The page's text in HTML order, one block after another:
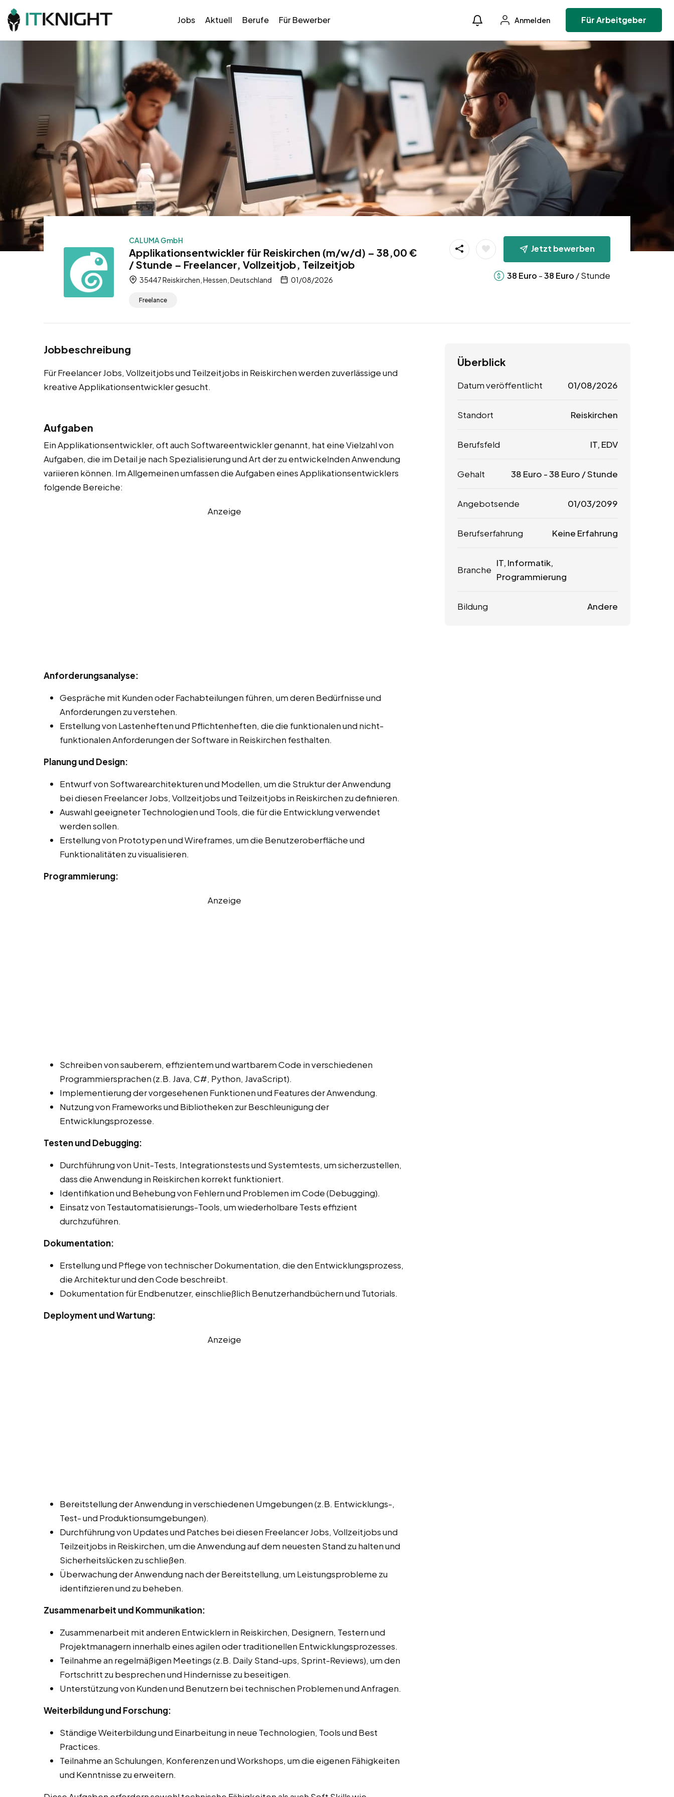
Jobs Aktuell Berufe Für Bewerber Anmelden Für Arbeitgeber
CALUMA GmbH
Applikationsentwickler für Reiskirchen (m/w/d) – 38,00 €
/ Stunde – Freelancer, Vollzeitjob, Teilzeitjob
35447 Reiskirchen, Hessen, Deutschland 01/08/2026
Freelance
Jetzt bewerben
38 Euro -38 Euro / Stunde
Jobbeschreibung
Für Freelancer Jobs, Vollzeitjobs und Teilzeitjobs in Reiskirchen werden zuverlässige und
kreative Applikationsentwickler gesucht.
Aufgaben
Ein Applikationsentwickler, oft auch Softwareentwickler genannt, hat eine Vielzahl von
Aufgaben, die im Detail je nach Spezialisierung und Art der zu entwickelnden Anwendung
variieren können. Im Allgemeinen umfassen die Aufgaben eines Applikationsentwicklers
folgende Bereiche:
Anzeige
Anforderungsanalyse:
Gespräche mit Kunden oder Fachabteilungen führen, um deren Bedürfnisse und
Anforderungen zu verstehen.
Erstellung von Lastenheften und Pflichtenheften, die die funktionalen und nicht-
funktionalen Anforderungen der Software in Reiskirchen festhalten.
Planung und Design:
Entwurf von Softwarearchitekturen und Modellen, um die Struktur der Anwendung
bei diesen Freelancer Jobs, Vollzeitjobs und Teilzeitjobs in Reiskirchen zu definieren.
Auswahl geeigneter Technologien und Tools, die für die Entwicklung verwendet
werden sollen.
Erstellung von Prototypen und Wireframes, um die Benutzeroberfläche und
Funktionalitäten zu visualisieren.
Programmierung:
Anzeige
Schreiben von sauberem, effizientem und wartbarem Code in verschiedenen
Programmiersprachen (z.B. Java, C#, Python, JavaScript).
Implementierung der vorgesehenen Funktionen und Features der Anwendung.
Nutzung von Frameworks und Bibliotheken zur Beschleunigung der
Entwicklungsprozesse.
Testen und Debugging:
Durchführung von Unit-Tests, Integrationstests und Systemtests, um sicherzustellen,
dass die Anwendung in Reiskirchen korrekt funktioniert.
Identifikation und Behebung von Fehlern und Problemen im Code (Debugging).
Einsatz von Testautomatisierungs-Tools, um wiederholbare Tests effizient
durchzuführen.
Dokumentation:
Erstellung und Pflege von technischer Dokumentation, die den Entwicklungsprozess,
die Architektur und den Code beschreibt.
Dokumentation für Endbenutzer, einschließlich Benutzerhandbüchern und Tutorials.
Deployment und Wartung:
Anzeige
Bereitstellung der Anwendung in verschiedenen Umgebungen (z.B. Entwicklungs-,
Test- und Produktionsumgebungen).
Durchführung von Updates und Patches bei diesen Freelancer Jobs, Vollzeitjobs und
Teilzeitjobs in Reiskirchen, um die Anwendung auf dem neuesten Stand zu halten und
Sicherheitslücken zu schließen.
Überwachung der Anwendung nach der Bereitstellung, um Leistungsprobleme zu
identifizieren und zu beheben.
Zusammenarbeit und Kommunikation:
Zusammenarbeit mit anderen Entwicklern in Reiskirchen, Designern, Testern und
Projektmanagern innerhalb eines agilen oder traditionellen Entwicklungsprozesses.
Teilnahme an regelmäßigen Meetings (z.B. Daily Stand-ups, Sprint-Reviews), um den
Fortschritt zu besprechen und Hindernisse zu beseitigen.
Unterstützung von Kunden und Benutzern bei technischen Problemen und Anfragen.
Weiterbildung und Forschung:
Ständige Weiterbildung und Einarbeitung in neue Technologien, Tools und Best
Practices.
Teilnahme an Schulungen, Konferenzen und Workshops, um die eigenen Fähigkeiten
und Kenntnisse zu erweitern.
Überblick
Datum veröffentlicht 01/08/2026
Standort Reiskirchen
Berufsfeld IT, EDV
Gehalt 38 Euro -38 Euro / Stunde
Angebotsende 01/03/2099
Berufserfahrung Keine Erfahrung
Branche
IT, Informatik,
Programmierung
Bildung Andere